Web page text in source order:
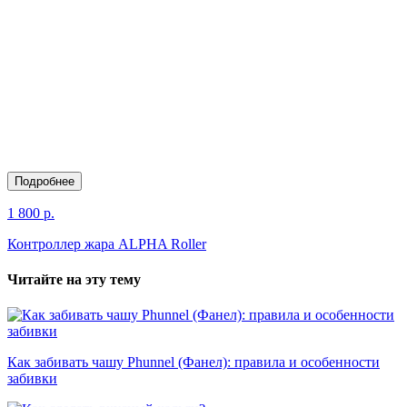
Подробнее
1 800 р.
Контроллер жара ALPHA Roller
Читайте на эту тему
Как забивать чашу Phunnel (Фанел): правила и особенности
забивки